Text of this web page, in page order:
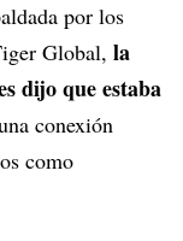
por los
Global, la
dijo que estaba
conexión
como